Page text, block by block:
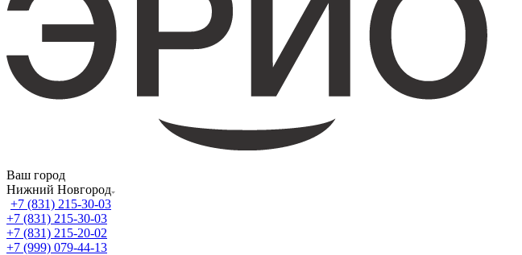
Ваш город
Нижний Новгород
+7 (831) 215-30-03
+7 (831) 215-30-03
+7 (831) 215-20-02
+7 (999) 079-44-13